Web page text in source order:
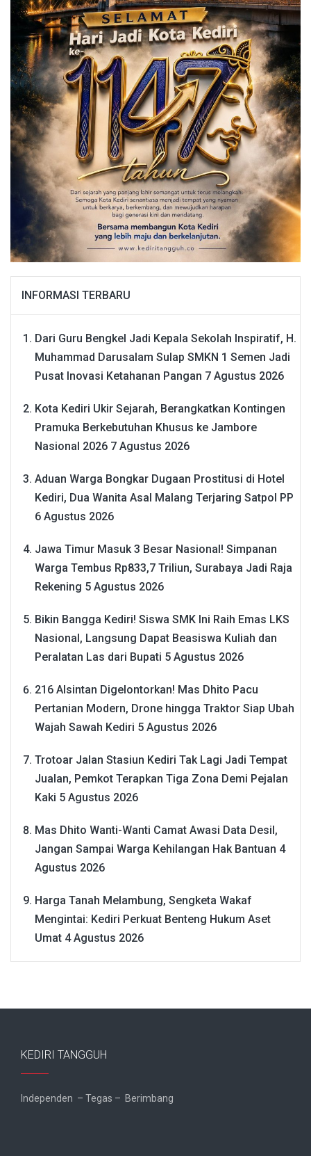
INFORMASI TERBARU
Dari Guru Bengkel Jadi Kepala Sekolah Inspiratif, H.
Muhammad Darusalam Sulap SMKN 1 Semen Jadi
Pusat Inovasi Ketahanan Pangan 7 Agustus 2026
Kota Kediri Ukir Sejarah, Berangkatkan Kontingen
Pramuka Berkebutuhan Khusus ke Jambore
Nasional 2026 7 Agustus 2026
Aduan Warga Bongkar Dugaan Prostitusi di Hotel
Kediri, Dua Wanita Asal Malang Terjaring Satpol PP
6 Agustus 2026
Jawa Timur Masuk 3 Besar Nasional! Simpanan
Warga Tembus Rp833,7 Triliun, Surabaya Jadi Raja
Rekening 5 Agustus 2026
Bikin Bangga Kediri! Siswa SMK Ini Raih Emas LKS
Nasional, Langsung Dapat Beasiswa Kuliah dan
Peralatan Las dari Bupati 5 Agustus 2026
216 Alsintan Digelontorkan! Mas Dhito Pacu
Pertanian Modern, Drone hingga Traktor Siap Ubah
Wajah Sawah Kediri 5 Agustus 2026
Trotoar Jalan Stasiun Kediri Tak Lagi Jadi Tempat
Jualan, Pemkot Terapkan Tiga Zona Demi Pejalan
Kaki 5 Agustus 2026
Mas Dhito Wanti-Wanti Camat Awasi Data Desil,
Jangan Sampai Warga Kehilangan Hak Bantuan 4
Agustus 2026
Harga Tanah Melambung, Sengketa Wakaf
Mengintai: Kediri Perkuat Benteng Hukum Aset
Umat 4 Agustus 2026
KEDIRI TANGGUH
Independen – Tegas – Berimbang